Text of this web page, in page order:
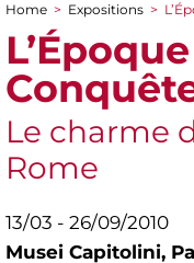
You are here
Home > Expositions >
Le charme
Rome
13/03 - 26/09/2010
Musei Capitolini,